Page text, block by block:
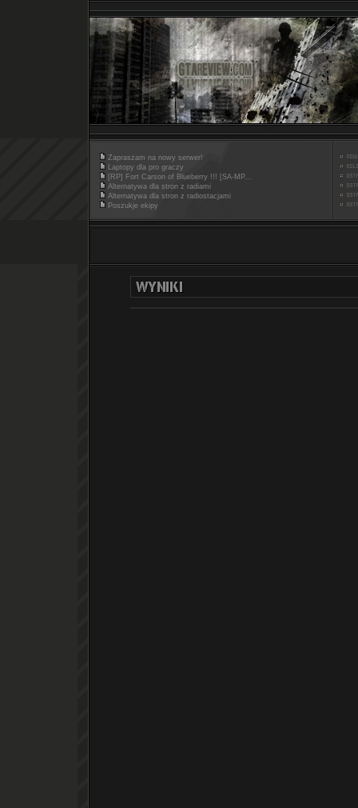
Zapraszam na nowy serwer!
Laptopy dla pro graczy
[RP] Fort Carson of Blueberry !!! [SA-MP...
Alternatywa dla stron z radiami
Alternatywa dla stron z radiostacjami
Poszukje ekipy